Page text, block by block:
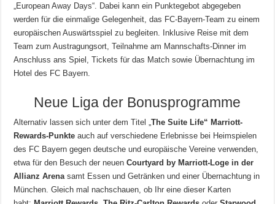
„European Away Days“. Dabei kann ein Punktegebot abgegeben
werden für die einmalige Gelegenheit, das FC-Bayern-Team zu einem
europäischen Auswärtsspiel zu begleiten. Inklusive Reise mit dem
Team zum Austragungsort, Teilnahme am Mannschafts-Dinner im
Anschluss ans Spiel, Tickets für das Match sowie Übernachtung im
Hotel des FC Bayern.
Neue Liga der Bonusprogramme
Alternativ lassen sich unter dem Titel „The Suite Life“ Marriott-
Rewards-Punkte auch auf verschiedene Erlebnisse bei Heimspielen
des FC Bayern gegen deutsche und europäische Vereine verwenden,
etwa für den Besuch der neuenCourtyard by Marriott-Loge in der
Allianz Arena samt Essen und Getränken und einer Übernachtung in
München. Gleich mal nachschauen, ob Ihr eine dieser Karten